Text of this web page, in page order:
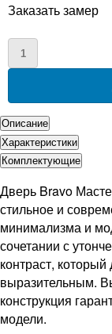
Заказать замер
Описание
Характеристики
Комплектующие
Дверь Bravo
стильное и
минимализма и
сочетании с
контраст,
выразительным.
конструкция
модели.